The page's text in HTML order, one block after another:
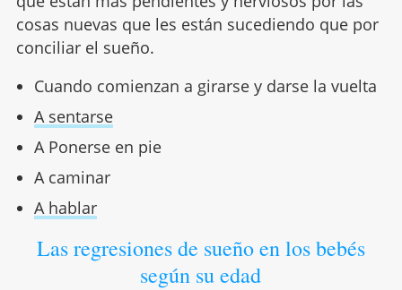
cosas nuevas que les están sucediendo que por
conciliar el sueño.
Cuando comienzan a girarse y darse la vuelta
A sentarse
A Ponerse en pie
A caminar
A hablar
Las regresiones de sueño en los bebés
según su edad